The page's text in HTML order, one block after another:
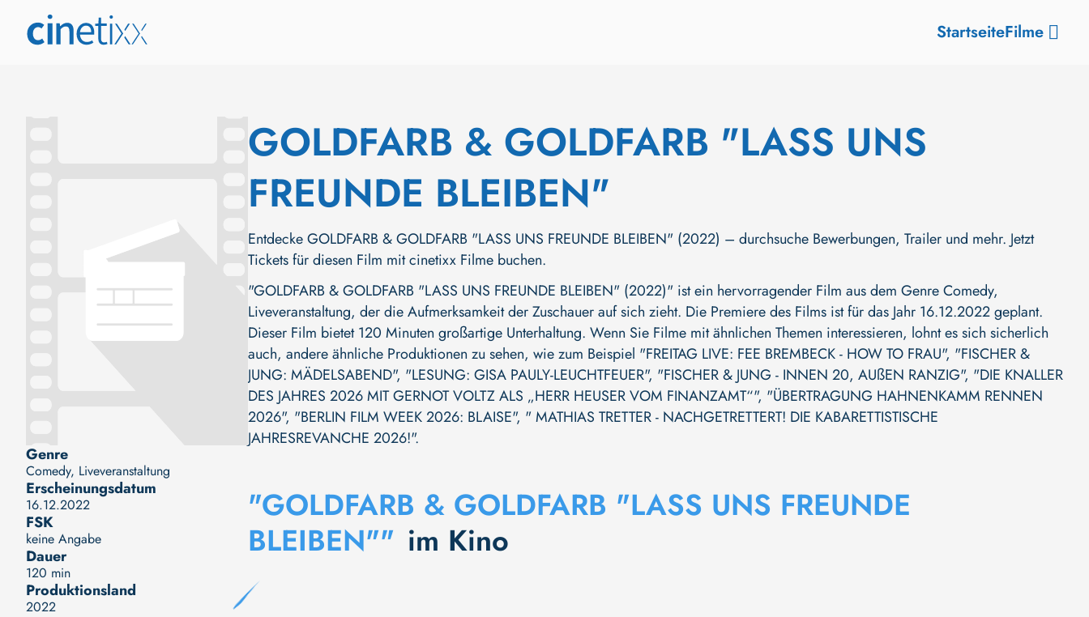
StartseiteFilme
Genre
Comedy, Liveveranstaltung
Erscheinungsdatum
16.12.2022
FSK
keine Angabe
Dauer
120 min
Produktionsland
2022
GOLDFARB & GOLDFARB "LASS UNS
FREUNDE BLEIBEN"
Entdecke GOLDFARB & GOLDFARB "LASS UNS FREUNDE BLEIBEN" (2022) – durchsuche Bewerbungen, Trailer und mehr. Jetzt
Tickets für diesen Film mit cinetixx Filme buchen.
"GOLDFARB & GOLDFARB "LASS UNS FREUNDE BLEIBEN" (2022)" ist ein hervorragender Film aus dem Genre Comedy,
Liveveranstaltung, der die Aufmerksamkeit der Zuschauer auf sich zieht. Die Premiere des Films ist für das Jahr 16.12.2022 geplant.
Dieser Film bietet 120 Minuten großartige Unterhaltung. Wenn Sie Filme mit ähnlichen Themen interessieren, lohnt es sich sicherlich
auch, andere ähnliche Produktionen zu sehen, wie zum Beispiel "FREITAG LIVE: FEE BREMBECK - HOW TO FRAU", "FISCHER &
JUNG: MÄDELSABEND", "LESUNG: GISA PAULY-LEUCHTFEUER", "FISCHER & JUNG - INNEN 20, AUßEN RANZIG", "DIE KNALLER
DES JAHRES 2026 MIT GERNOT VOLTZ ALS „HERR HEUSER VOM FINANZAMT“", "ÜBERTRAGUNG HAHNENKAMM RENNEN
2026", "BERLIN FILM WEEK 2026: BLAISE", " MATHIAS TRETTER - NACHGETRETTERT! DIE KABARETTISTISCHE
JAHRESREVANCHE 2026!".
"GOLDFARB & GOLDFARB "LASS UNS FREUNDE
BLEIBEN"" im Kino